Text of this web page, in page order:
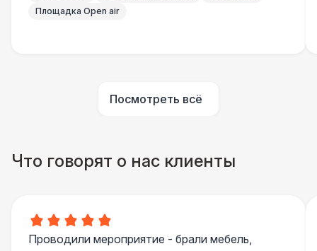
Площадка Open air
Посмотреть всё
Что говорят о нас клиенты
Проводили мероприятие - брали мебель,